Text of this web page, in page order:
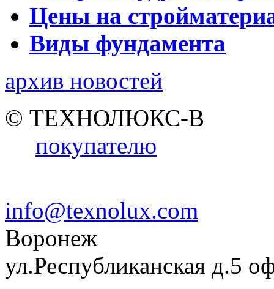
Цены на
Виды фундамента
архив новостей
© ТЕХНОЛЮКС-В
покупателю
info@texnolux.com
Воронеж
ул.Республиканская д.5